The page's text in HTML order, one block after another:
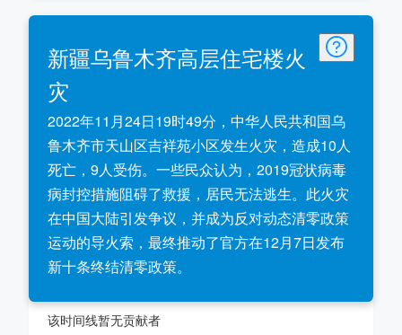
新疆乌鲁木齐高层住宅楼火
灾
2022年11月24日19时49分，中华人民共和国乌
鲁木齐市天山区吉祥苑小区发生火灾，造成10人
死亡，9人受伤。一些民众认为，2019冠状病毒
病封控措施阻碍了救援，居民无法逃生。此火灾
在中国大陆引发争议，并成为反对动态清零政策
运动的导火索，最终推动了官方在12月7日发布
新十条终结清零政策。
该时间线暂无贡献者